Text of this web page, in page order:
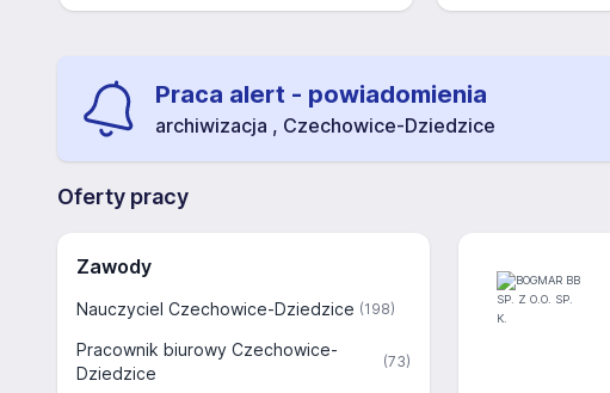
Praca alert - powiadomienia
archiwizacja , Czechowice-Dziedzice
Oferty pracy
Zawody
Nauczyciel Czechowice-Dziedzice (198)
Pracownik biurowy Czechowice-
Dziedzice
(73)